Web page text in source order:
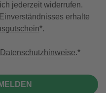
jederzeit widerrufen.
erhalte
*.
Datenschutzhinweise.